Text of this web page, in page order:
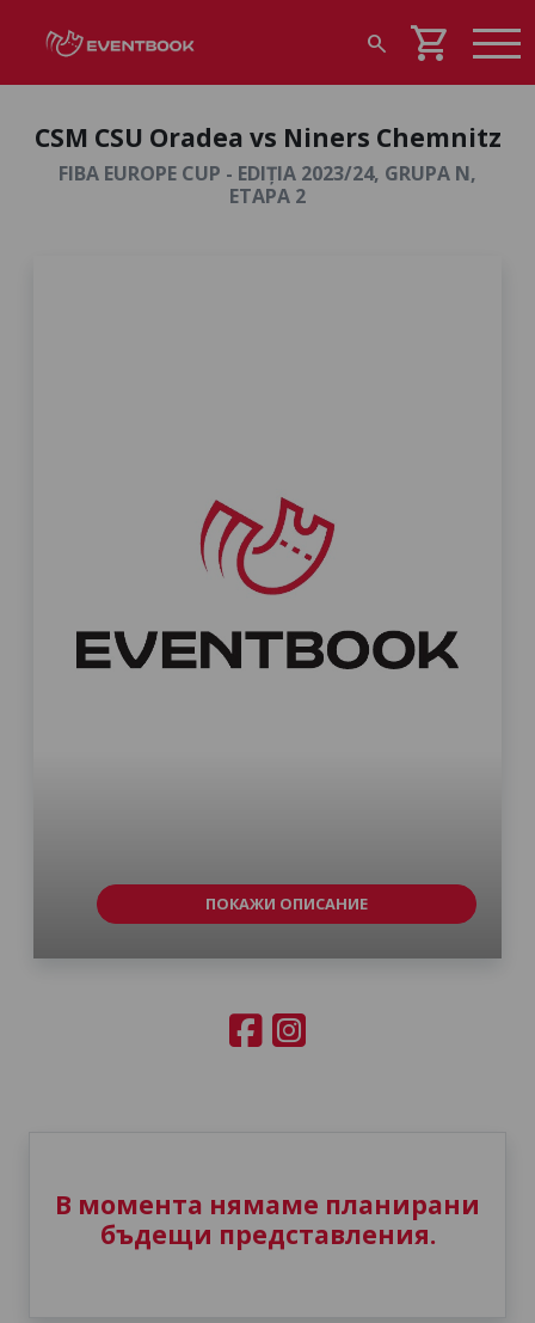
search shopping_cart
CSM CSU Oradea vs Niners Chemnitz
FIBA EUROPE CUP - EDIȚIA 2023/24, GRUPA N,
ETAPA 2
ПОКАЖИ ОПИСАНИЕ
В момента нямаме планирани
бъдещи представления.